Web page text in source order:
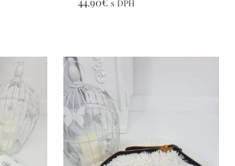
s DPH